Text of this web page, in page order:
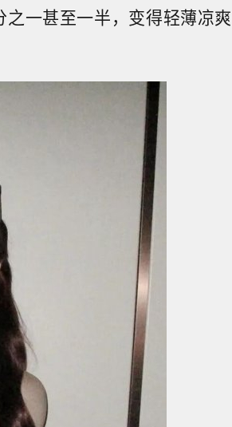
之一甚至一半，变得轻薄凉爽